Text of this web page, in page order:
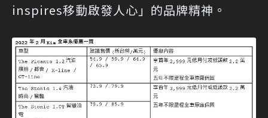
inspires移動啟發人心」的品牌精神。